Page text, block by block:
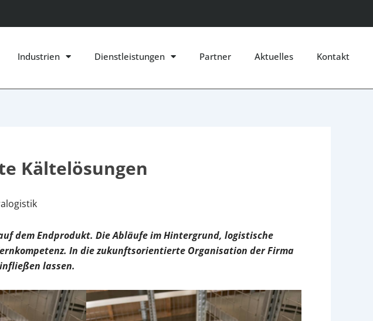
Industrien Dienstleistungen Partner Aktuelles Kontakt
Kältelösungen
dem Endprodukt. Die Abläufe im Hintergrund, logistische
In die zukunftsorientierte Organisation der Firma
lassen.